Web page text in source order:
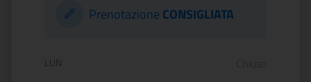
Prenotazione CONSIGLIATA
Orario di apertura:
LUN